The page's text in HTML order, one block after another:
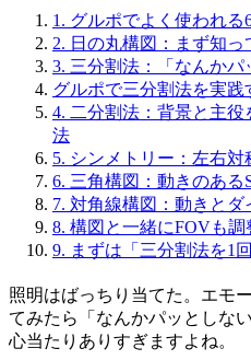
1. グルポでよく使われる
2. 日の丸構図：まず知っ
3. 三分割法：「なんか
グルポで三分割法を実践
4. 二分割法：背景と主
法
5. シンメトリー：左右対
6. 三角構図：動きのある
7. 対角線構図：動きとダ
8. 構図と一緒にFOVも調
9. まずは「三分割法を1
照明はばっちり当てた。エモ
てみたら「なんかパッとし
心当たりありすぎますよね。